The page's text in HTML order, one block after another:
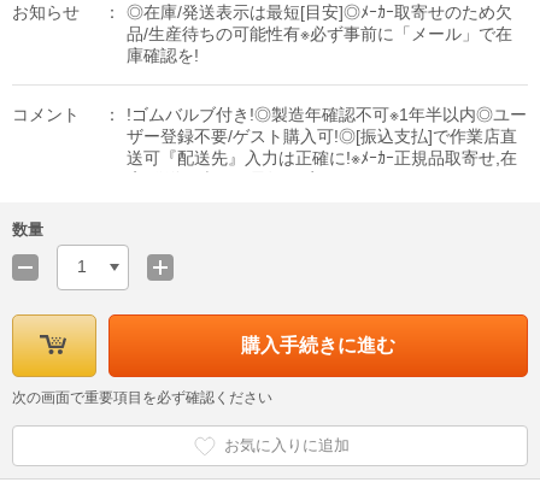
お知らせ
◎在庫/発送表示は最短[目安]◎ﾒｰｶｰ取寄せのため欠
品/生産待ちの可能性有※必ず事前に「メール」で在
庫確認を!
コメント
!ゴムバルブ付き!◎製造年確認不可※1年半以内◎ユー
ザー登録不要/ゲスト購入可!◎[振込支払]で作業店直
送可『配送先』入力は正確に!※ﾒｰｶｰ正規品取寄せ,在
数量
1
購入手続きに進む
次の画面で重要項目を必ず確認ください
お気に入りに追加